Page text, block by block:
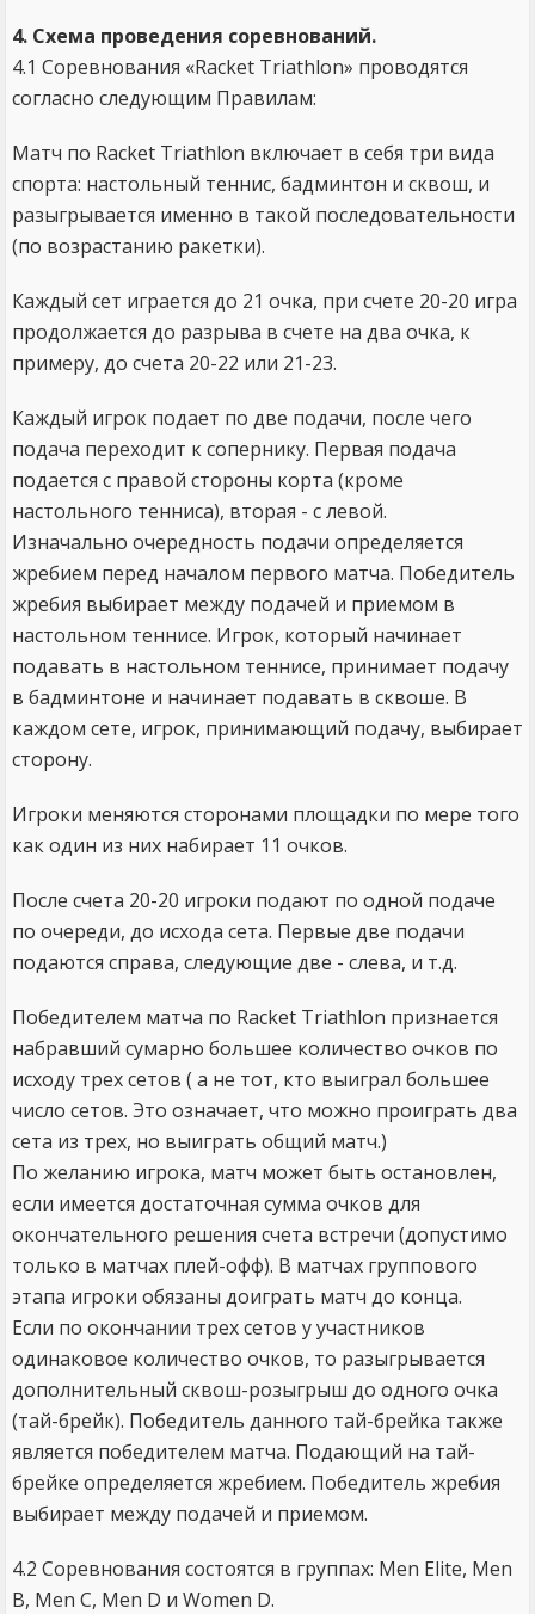
4. Схема проведения соревнований.
4.1 Соревнования «Racket Triathlon» проводятся
согласно следующим Правилам:
Матч по Racket Triathlon включает в себя три вида
спорта: настольный теннис, бадминтон и сквош, и
разыгрывается именно в такой последовательности
(по возрастанию ракетки).
Каждый сет играется до 21 очка, при счете 20-20 игра
продолжается до разрыва в счете на два очка, к
примеру, до счета 20-22 или 21-23.
Каждый игрок подает по две подачи, после чего
подача переходит к сопернику. Первая подача
подается с правой стороны корта (кроме
настольного тенниса), вторая - с левой.
Изначально очередность подачи определяется
жребием перед началом первого матча. Победитель
жребия выбирает между подачей и приемом в
настольном теннисе. Игрок, который начинает
подавать в настольном теннисе, принимает подачу
в бадминтоне и начинает подавать в сквоше. В
каждом сете, игрок, принимающий подачу, выбирает
сторону.
Игроки меняются сторонами площадки по мере того
как один из них набирает 11 очков.
После счета 20-20 игроки подают по одной подаче
по очереди, до исхода сета. Первые две подачи
подаются справа, следующие две - слева, и т.д.
Победителем матча по Racket Triathlon признается
набравший сумарно большее количество очков по
исходу трех сетов ( а не тот, кто выиграл большее
число сетов. Это означает, что можно проиграть два
сета из трех, но выиграть общий матч.)
По желанию игрока, матч может быть остановлен,
если имеется достаточная сумма очков для
окончательного решения счета встречи (допустимо
только в матчах плей-офф). В матчах группового
этапа игроки обязаны доиграть матч до конца.
Если по окончании трех сетов у участников
одинаковое количество очков, то разыгрывается
дополнительный сквош-розыгрыш до одного очка
(тай-брейк). Победитель данного тай-брейка также
является победителем матча. Подающий на тай-
брейке определяется жребием. Победитель жребия
выбирает между подачей и приемом.
4.2 Соревнования состоятся в группах: Men Elite, Men
B, Men C, Men D и Women D.